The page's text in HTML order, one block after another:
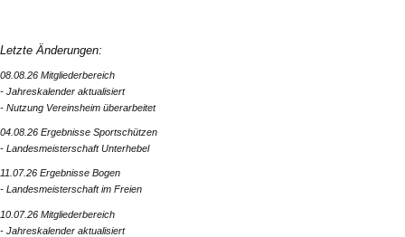
Letzte Änderungen:
08.08.26 Mitgliederbereich
- Jahreskalender aktualisiert
- Nutzung Vereinsheim überarbeitet
04.08.26 Ergebnisse Sportschützen
- Landesmeisterschaft Unterhebel
11.07.26 Ergebnisse Bogen
- Landesmeisterschaft im Freien
10.07.26 Mitgliederbereich
- Jahreskalender aktualisiert